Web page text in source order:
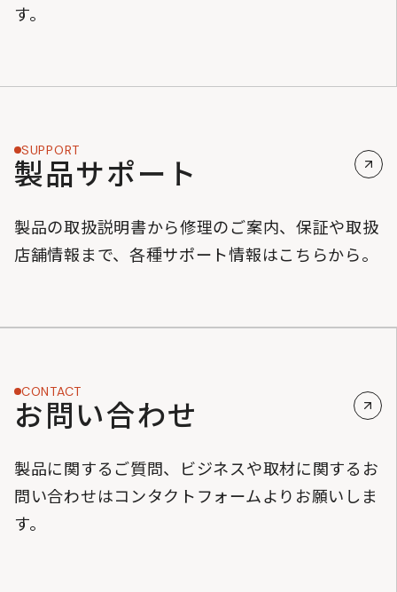
す。
SUPPORT
製品サポート
製品の取扱説明書から修理のご案内、保証や取扱
店舗情報まで、各種サポート情報はこちらから。
CONTACT
お問い合わせ
製品に関するご質問、ビジネスや取材に関するお
問い合わせはコンタクトフォームよりお願いしま
す。